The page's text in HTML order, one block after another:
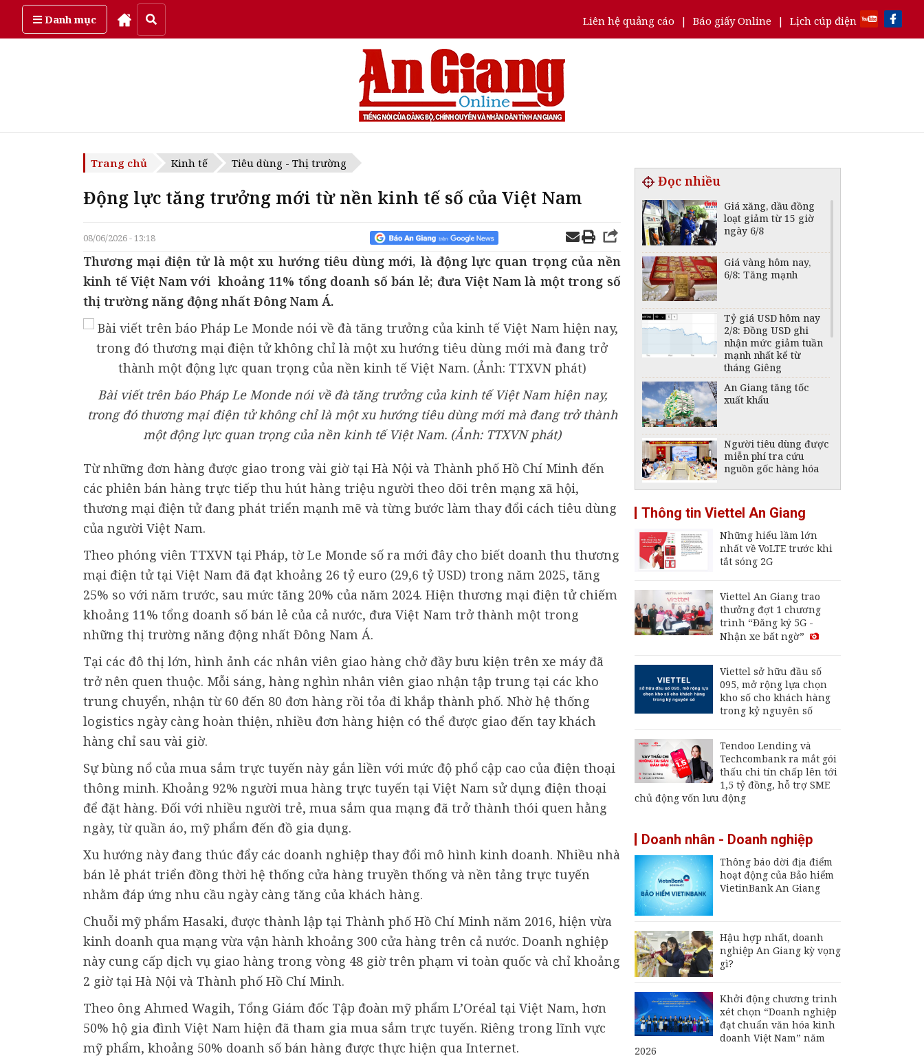
Danh mục Liên hệ quảng cáo | Báo giấy Online | Lịch cúp điện
Thứ bảy, ngày 8/08/2026
Trang chủ Kinh tế Tiêu dùng - Thị trường
Động lực tăng trưởng mới từ nền kinh tế số của Việt Nam
08/06/2026 - 13:18
Thương mại điện tử là một xu hướng tiêu dùng mới, là động lực quan trọng của nền
kinh tế Việt Nam với khoảng 11% tổng doanh số bán lẻ; đưa Việt Nam là một trong số
thị trường năng động nhất Đông Nam Á.
Bài viết trên báo Pháp Le Monde nói về đà tăng trưởng của kinh tế Việt Nam hiện nay,
trong đó thương mại điện tử không chỉ là một xu hướng tiêu dùng mới mà đang trở thành
một động lực quan trọng của nền kinh tế Việt Nam. (Ảnh: TTXVN phát)
Từ những đơn hàng được giao trong vài giờ tại Hà Nội và Thành phố Hồ Chí Minh đến
các phiên bán hàng trực tiếp thu hút hàng triệu người theo dõi trên mạng xã hội,
thương mại điện tử đang phát triển mạnh mẽ và từng bước làm thay đổi cách tiêu dùng
của người Việt Nam.
Theo phóng viên TTXVN tại Pháp, tờ Le Monde số ra mới đây cho biết doanh thu thương
mại điện tử tại Việt Nam đã đạt khoảng 26 tỷ euro (29,6 tỷ USD) trong năm 2025, tăng
25% so với năm trước, sau mức tăng 20% của năm 2024. Hiện thương mại điện tử chiếm
khoảng 11% tổng doanh số bán lẻ của cả nước, đưa Việt Nam trở thành một trong
những thị trường năng động nhất Đông Nam Á.
Tại các đô thị lớn, hình ảnh các nhân viên giao hàng chở đầy bưu kiện trên xe máy đã
trở nên quen thuộc. Mỗi sáng, hàng nghìn nhân viên giao nhận tập trung tại các kho
trung chuyển, nhận từ 60 đến 80 đơn hàng rồi tỏa đi khắp thành phố. Nhờ hệ thống
logistics ngày càng hoàn thiện, nhiều đơn hàng hiện có thể được giao đến tay khách
hàng chỉ sau vài giờ.
Sự bùng nổ của mua sắm trực tuyến này gắn liền với mức độ phổ cập cao của điện thoại
thông minh. Khoảng 92% người mua hàng trực tuyến tại Việt Nam sử dụng điện thoại
để đặt hàng. Đối với nhiều người trẻ, mua sắm qua mạng đã trở thành thói quen hằng
ngày, từ quần áo, mỹ phẩm đến đồ gia dụng.
Xu hướng này đang thúc đẩy các doanh nghiệp thay đổi mô hình kinh doanh. Nhiều nhà
bán lẻ phát triển đồng thời hệ thống cửa hàng truyền thống và nền tảng trực tuyến
nhằm đáp ứng nhu cầu ngày càng tăng của khách hàng.
Chuỗi mỹ phẩm Hasaki, được thành lập tại Thành phố Hồ Chí Minh năm 2016, hiện vừa
kinh doanh qua mạng vừa vận hành khoảng 300 cửa hàng trên cả nước. Doanh nghiệp
này cung cấp dịch vụ giao hàng trong vòng 48 giờ trên phạm vi toàn quốc và chỉ khoảng
2 giờ tại Hà Nội và Thành phố Hồ Chí Minh.
Theo ông Ahmed Wagih, Tổng Giám đốc Tập đoàn mỹ phẩm L’Oréal tại Việt Nam, hơn
50% hộ gia đình Việt Nam hiện đã tham gia mua sắm trực tuyến. Riêng trong lĩnh vực
mỹ phẩm, khoảng 50% doanh số bán hàng được thực hiện qua Internet.
Đọc nhiều
Giá xăng, dầu đồng
loạt giảm từ 15 giờ
ngày 6/8
Giá vàng hôm nay,
6/8: Tăng mạnh
Tỷ giá USD hôm nay
2/8: Đồng USD ghi
nhận mức giảm tuần
mạnh nhất kể từ
tháng Giêng
An Giang tăng tốc
xuất khẩu
Người tiêu dùng được
miễn phí tra cứu
nguồn gốc hàng hóa
nay 2/8: Giá dầu thế
giới trong tuần liên
tục đổi chiều
Giá xăng, dầu hôm
nay, 6/8: Biến động
nối lại vận tải qua eo
biển Hormuz
Thu hút FDI chất
lượng cao: Đòn bẩy
Giá vàng hôm nay 2/8:
Quay đầu giảm
Giá vàng hôm nay
(4/8): Nhích tăng
chiều mua vào
Thông tin Viettel An Giang
Những hiểu lầm lớn
nhất về VoLTE trước khi
tắt sóng 2G
Viettel An Giang trao
thưởng đợt 1 chương
trình “Đăng ký 5G -
Nhận xe bất ngờ”
Viettel sở hữu đầu số
095, mở rộng lựa chọn
kho số cho khách hàng
trong kỷ nguyên số
Tendoo Lending và
Techcombank ra mắt gói
thấu chi tín chấp lên tới
1,5 tỷ đồng, hỗ trợ SME
chủ động vốn lưu động
Doanh nhân - Doanh nghiệp
Thông báo dời địa điểm
hoạt động của Bảo hiểm
VietinBank An Giang
Hậu hợp nhất, doanh
nghiệp An Giang kỳ vọng
gì?
Khởi động chương trình
xét chọn “Doanh nghiệp
đạt chuẩn văn hóa kinh
doanh Việt Nam” năm
2026